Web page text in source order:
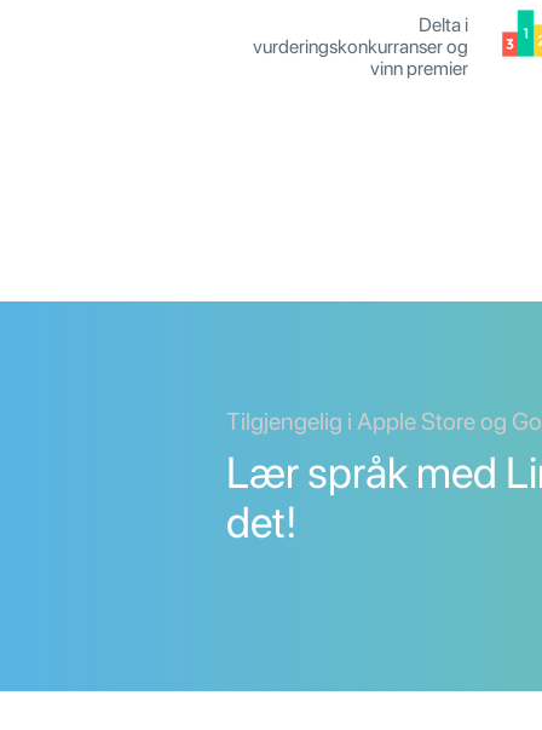
Delta i
vurderingskonkurranser og
vinn premier
Tilgjengelig i Apple Store og
Lær språk med
det!